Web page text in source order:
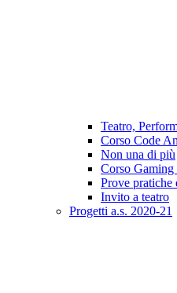
Teatro,
Corso Code
Non una di più
Corso Gaming
Prove
Invito a teatro
Progetti a.s. 2020-21